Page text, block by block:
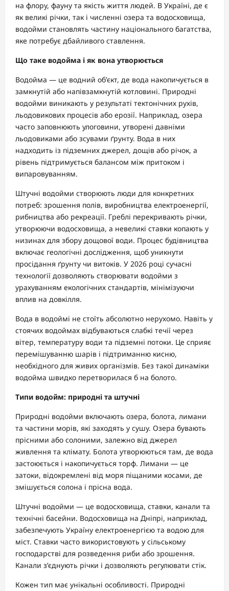
на флору, фауну та якість життя людей. В Україні, де є
як великі річки, так і численні озера та водосховища,
водойми становлять частину національного багатства,
яке потребує дбайливого ставлення.
Що таке водойма і як вона утворюється
Водойма — це водний об’єкт, де вода накопичується в
замкнутій або напівзамкнутій котловині. Природні
водойми виникають у результаті тектонічних рухів,
льодовикових процесів або ерозії. Наприклад, озера
часто заповнюють улоговини, утворені давніми
льодовиками або зсувами ґрунту. Вода в них
надходить із підземних джерел, дощів або річок, а
рівень підтримується балансом між притоком і
випаровуванням.
Штучні водойми створюють люди для конкретних
потреб: зрошення полів, виробництва електроенергії,
рибництва або рекреації. Греблі перекривають річки,
утворюючи водосховища, а невеликі ставки копають у
низинах для збору дощової води. Процес будівництва
включає геологічні дослідження, щоб уникнути
просідання ґрунту чи витоків. У 2026 році сучасні
технології дозволяють створювати водойми з
урахуванням екологічних стандартів, мінімізуючи
вплив на довкілля.
Вода в водоймі не стоїть абсолютно нерухомо. Навіть у
стоячих водоймах відбуваються слабкі течії через
вітер, температуру води та підземні потоки. Це сприяє
перемішуванню шарів і підтриманню кисню,
необхідного для живих організмів. Без такої динаміки
водойма швидко перетворилася б на болото.
Типи водойм: природні та штучні
Природні водойми включають озера, болота, лимани
та частини морів, які заходять у сушу. Озера бувають
прісними або солоними, залежно від джерел
живлення та клімату. Болота утворюються там, де вода
застоюється і накопичується торф. Лимани — це
затоки, відокремлені від моря піщаними косами, де
змішується солона і прісна вода.
Штучні водойми — це водосховища, ставки, канали та
технічні басейни. Водосховища на Дніпрі, наприклад,
забезпечують Україну електроенергією та водою для
міст. Ставки часто використовують у сільському
господарстві для розведення риби або зрошення.
Канали з’єднують річки і дозволяють регулювати стік.
Кожен тип має унікальні особливості. Природні